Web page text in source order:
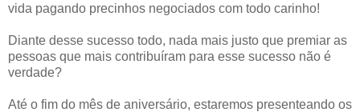
vida pagando precinhos negociados com todo carinho!
Diante desse sucesso todo, nada mais justo que premiar as
pessoas que mais contribuíram para esse sucesso não é
verdade?
Até o fim do mês de aniversário, estaremos presenteando os